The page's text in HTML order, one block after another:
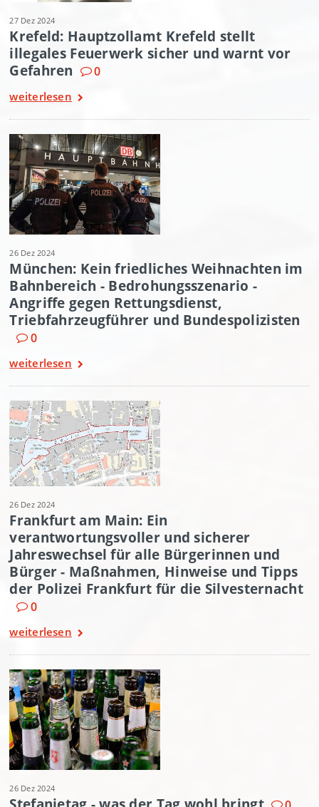
27 Dez 2024
Krefeld: Hauptzollamt Krefeld stellt
illegales Feuerwerk sicher und warnt vor
Gefahren
0
weiterlesen
26 Dez 2024
München: Kein friedliches Weihnachten im
Bahnbereich - Bedrohungsszenario -
Angriffe gegen Rettungsdienst,
Triebfahrzeugführer und Bundespolizisten
0
weiterlesen
26 Dez 2024
Frankfurt am Main: Ein
verantwortungsvoller und sicherer
Jahreswechsel für alle Bürgerinnen und
Bürger - Maßnahmen, Hinweise und Tipps
der Polizei Frankfurt für die Silvesternacht
0
weiterlesen
26 Dez 2024